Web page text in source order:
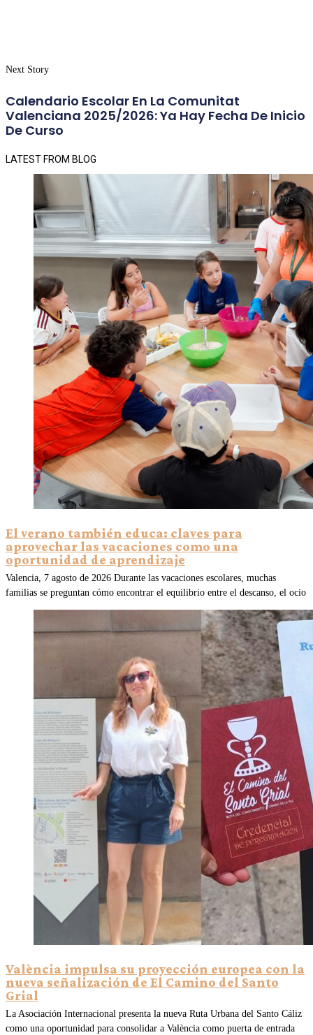
Next Story
Calendario Escolar En La Comunitat
Valenciana 2025/2026: Ya Hay Fecha De Inicio
De Curso
LATEST FROM BLOG
El verano también educa: claves para
aprovechar las vacaciones como una
oportunidad de aprendizaje
Valencia, 7 agosto de 2026 Durante las vacaciones escolares, muchas
familias se preguntan cómo encontrar el equilibrio entre el descanso, el ocio
València impulsa su proyección europea con la
nueva señalización de El Camino del Santo
Grial
La Asociación Internacional presenta la nueva Ruta Urbana del Santo Cáliz
como una oportunidad para consolidar a València como puerta de entrada